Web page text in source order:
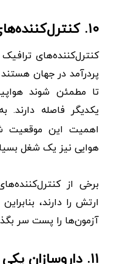
۱۰. کنترل‌کننده‌های ترافیک هوایی
کنترل‌کننده‌های
پردرآمد در جهان
تا مطمئن شوند
یکدیگر فاصله
اهمیت این موقعیت
هوایی نیز یک شغل
برخی از
ارتش را دارند،
آزمون‌ها را پست سر
۱۱. داروسازان